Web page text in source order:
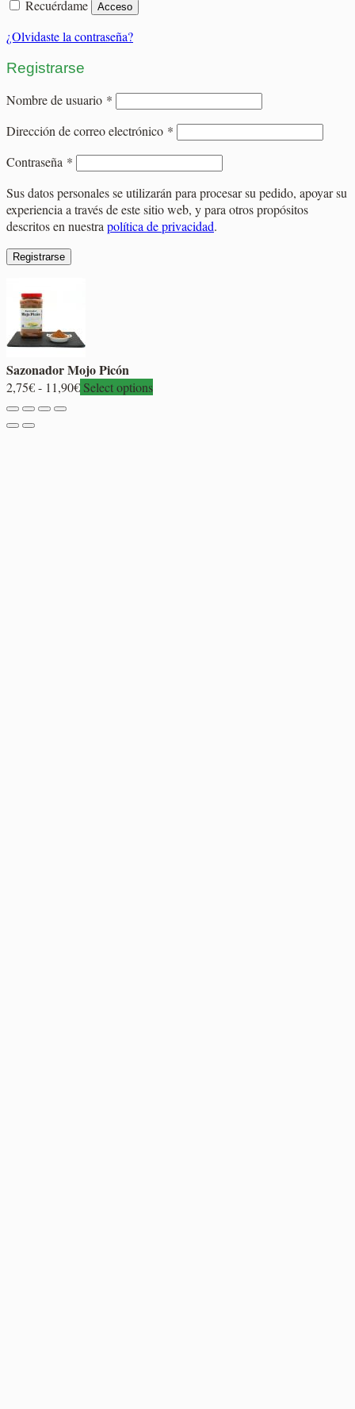
Recuérdame Acceso
¿Olvidaste la contraseña?
Registrarse
Nombre de usuario * Obligatorio
Dirección de correo electrónico * Obligatorio
Contraseña * Obligatorio
Sus datos personales se utilizarán para procesar su pedido, apoyar su
experiencia a través de este sitio web, y para otros propósitos
descritos en nuestrapolítica de privacidad.
Registrarse
Sazonador Mojo Picón
2,75€- 11,90€Rango
Select options